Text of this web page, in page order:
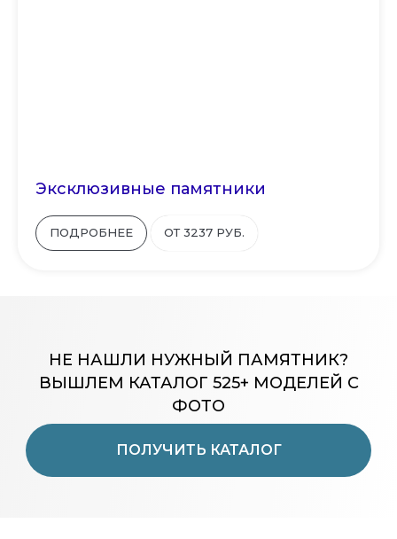
Эксклюзивные памятники
ПОДРОБНЕЕ ОТ 3237 РУБ.
ПОЛУЧИТЬ КАТАЛОГ
НЕ НАШЛИ НУЖНЫЙ ПАМЯТНИК?
ВЫШЛЕМ КАТАЛОГ 525+ МОДЕЛЕЙ С
ФОТО